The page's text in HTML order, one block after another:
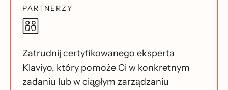
PARTNERZY
Zatrudnij certyfikowanego eksperta
Klaviyo, który pomoże Ci w konkretnym
zadaniu lub w ciągłym zarządzaniu